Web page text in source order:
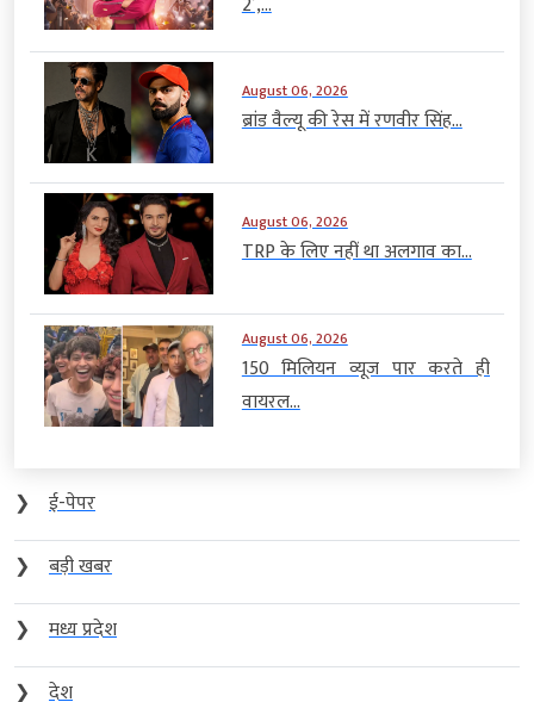
August 06, 2026
ब्रांड वैल्यू की रेस में रणवीर सिंह...
August 06, 2026
TRP के लिए नहीं था अलगाव का...
August 06, 2026
150 मिलियन व्यूज पार करते ही
वायरल...
❯
ई-पेपर
❯
बड़ी खबर
❯
मध्य प्रदेश
❯
देश